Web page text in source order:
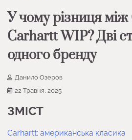
У чому різниця між
Carhartt WIP? Дві
одного бренду
Данило Озеров
22 Травня, 2025
ЗМІСТ
Carhartt: американська класика